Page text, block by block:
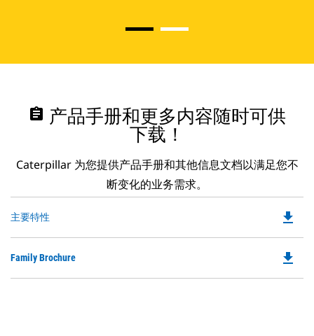
assignment 产品手册和更多内容随时可供
下载！
Caterpillar 为您提供产品手册和其他信息文档以满足您不
断变化的业务需求。
主要特性
a
file_download
Family Brochure file_download